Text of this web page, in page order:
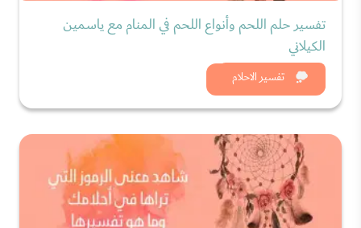
تفسير الاحلام
تفسير حلم اللحم وأنواع اللحم في المنام مع ياسمين
الكيلاني
شاهد الان